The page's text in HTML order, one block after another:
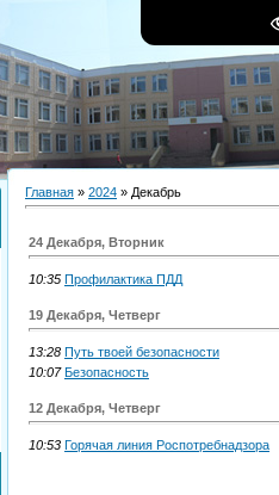
Главная » 2024 » Декабрь
24 Декабря, Вторник
10:35 Профилактика ПДД
19 Декабря, Четверг
13:28 Путь твоей безопасности
10:07 Безопасность
12 Декабря, Четверг
10:53 Горячая линия Роспотребнадзора